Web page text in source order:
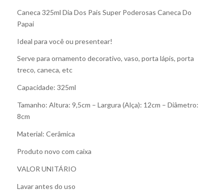
Caneca 325ml Dia Dos Pais Super Poderosas Caneca Do
Papai
Ideal para você ou presentear!
Serve para ornamento decorativo, vaso, porta lápis, porta
treco, caneca, etc
Capacidade: 325ml
Tamanho: Altura: 9,5cm – Largura (Alça): 12cm – Diâmetro:
8cm
Material: Cerâmica
Produto novo com caixa
VALOR UNITÁRIO
Lavar antes do uso